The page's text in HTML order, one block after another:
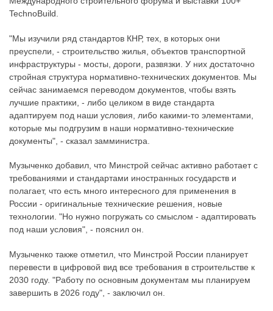
TechnoBuild.
"Мы изучили ряд стандартов КНР, тех, в которых они
преуспели, - строительство жилья, объектов транспортной
инфраструктуры - мосты, дороги, развязки. У них достаточно
стройная структура нормативно-технических документов. Мы
сейчас занимаемся переводом документов, чтобы взять
лучшие практики, - либо целиком в виде стандарта
адаптируем под наши условия, либо какими-то элементами,
которые мы подгрузим в наши нормативно-технические
документы", - сказал замминистра.
Музыченко добавил, что Минстрой сейчас активно работает с
требованиями и стандартами иностранных государств и
полагает, что есть много интересного для применения в
России - оригинальные технические решения, новые
технологии. "Но нужно погружать со смыслом - адаптировать
под наши условия", - пояснил он.
Музыченко также отметил, что Минстрой России планирует
перевести в цифровой вид все требования в строительстве к
2030 году. "Работу по основным документам мы планируем
завершить в 2026 году", - заключил он.